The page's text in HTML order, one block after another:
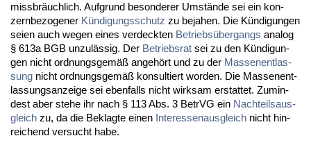
miss­bräuch­lich. Auf­grund be­son­de­rer Umstände sei ein kon­
zern­be­zo­ge­ner Kündi­gungs­schutz zu be­ja­hen. Die Kündi­gun­gen
sei­en auch we­gen ei­nes ver­deck­ten Be­triebsüber­gangs ana­log
§ 613a BGB un­zulässig. Der Be­triebs­rat sei zu den Kündi­gun­
gen nicht ord­nungs­gemäß an­gehört und zu der Mas­sen­ent­las­
sung nicht ord­nungs­gemäß kon­sul­tiert wor­den. Die Mas­sen­ent­
las­sungs­an­zei­ge sei eben­falls nicht wirk­sam er­stat­tet. Zu­min­
dest aber ste­he ihr nach § 113 Abs. 3 Be­trVG ein Nach­teils­aus­
gleich zu, da die Be­klag­te ei­nen In­ter­es­sen­aus­gleich nicht hin­
rei­chend ver­sucht ha­be.